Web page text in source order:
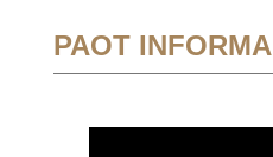
PAOT INFORMA